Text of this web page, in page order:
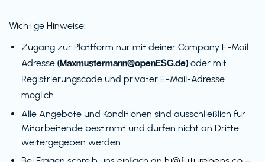
Wichtige Hinweise:
Zugang zur Plattform nur mit deiner Company E-Mail
Adresse (Maxmustermann@openESG.de) oder mit
Registrierungscode und privater E-Mail-Adresse
möglich.
Alle Angebote und Konditionen sind ausschließlich für
Mitarbeitende bestimmt und dürfen nicht an Dritte
weitergegeben werden.